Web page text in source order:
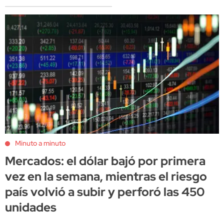
Minuto a minuto
Mercados: el dólar bajó por primera
vez en la semana, mientras el riesgo
país volvió a subir y perforó las 450
unidades